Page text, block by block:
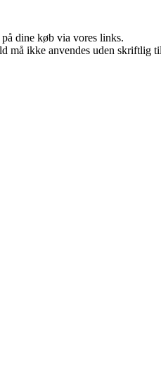
dine køb via vores links.
ikke anvendes uden skriftlig